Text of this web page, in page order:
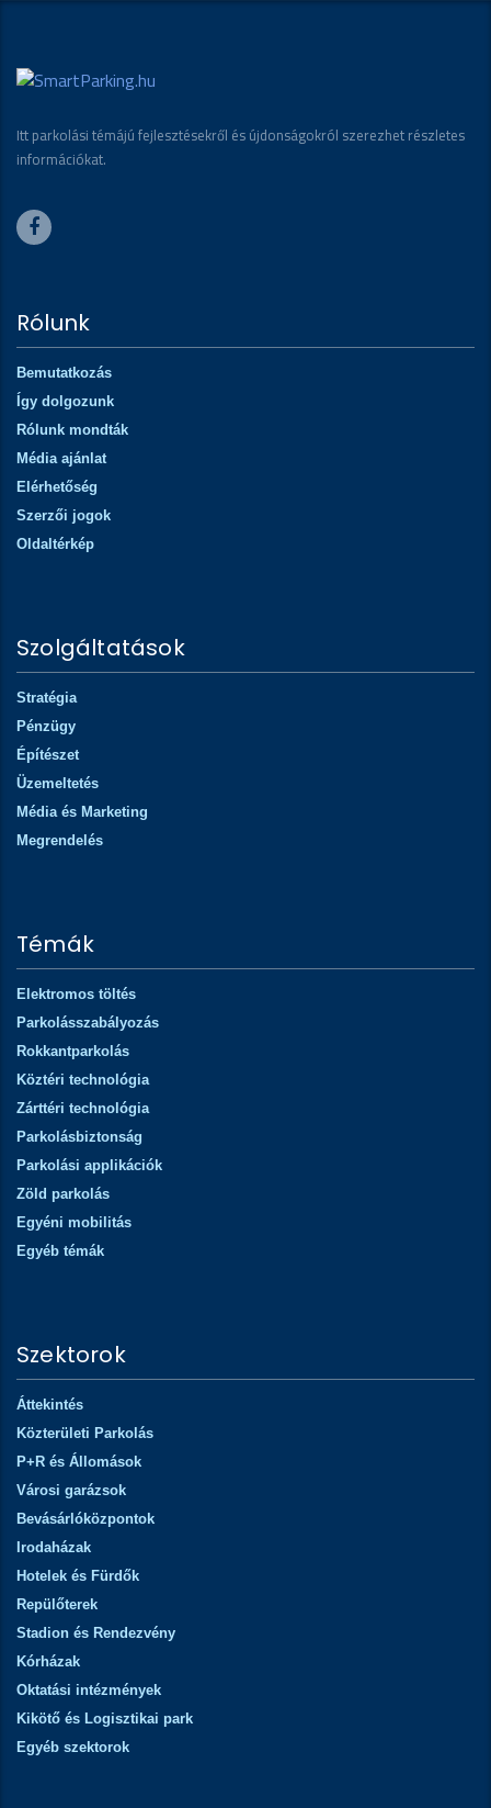
Itt parkolási témájú fejlesztésekről és újdonságokról szerezhet részletes
információkat.
Rólunk
Bemutatkozás
Így dolgozunk
Rólunk mondták
Média ajánlat
Elérhetőség
Szerzői jogok
Oldaltérkép
Szolgáltatások
Stratégia
Pénzügy
Építészet
Üzemeltetés
Média és Marketing
Megrendelés
Témák
Elektromos töltés
Parkolásszabályozás
Rokkantparkolás
Köztéri technológia
Zárttéri technológia
Parkolásbiztonság
Parkolási applikációk
Zöld parkolás
Egyéni mobilitás
Egyéb témák
Szektorok
Áttekintés
Közterületi Parkolás
P+R és Állomások
Városi garázsok
Bevásárlóközpontok
Irodaházak
Hotelek és Fürdők
Repülőterek
Stadion és Rendezvény
Kórházak
Oktatási intézmények
Kikötő és Logisztikai park
Egyéb szektorok